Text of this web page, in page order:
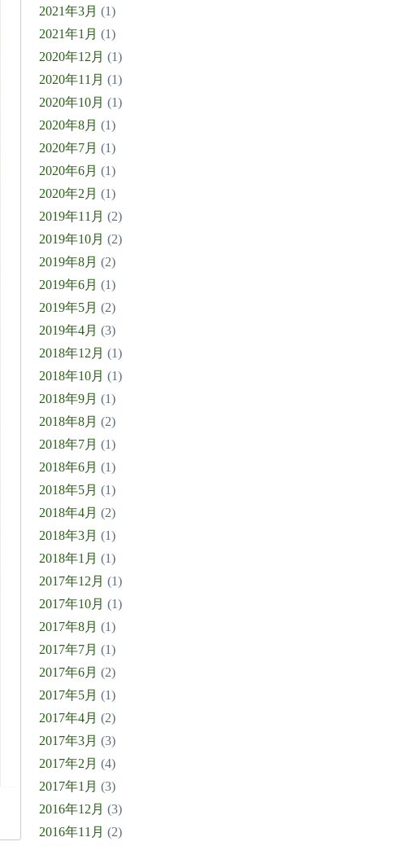
2021年3月 (1)
2021年1月 (1)
2020年12月 (1)
2020年11月 (1)
2020年10月 (1)
2020年8月 (1)
2020年7月 (1)
2020年6月 (1)
2020年2月 (1)
2019年11月 (2)
2019年10月 (2)
2019年8月 (2)
2019年6月 (1)
2019年5月 (2)
2019年4月 (3)
2018年12月 (1)
2018年10月 (1)
2018年9月 (1)
2018年8月 (2)
2018年7月 (1)
2018年6月 (1)
2018年5月 (1)
2018年4月 (2)
2018年3月 (1)
2018年1月 (1)
2017年12月 (1)
2017年10月 (1)
2017年8月 (1)
2017年7月 (1)
2017年6月 (2)
2017年5月 (1)
2017年4月 (2)
2017年3月 (3)
2017年2月 (4)
2017年1月 (3)
2016年12月 (3)
2016年11月 (2)